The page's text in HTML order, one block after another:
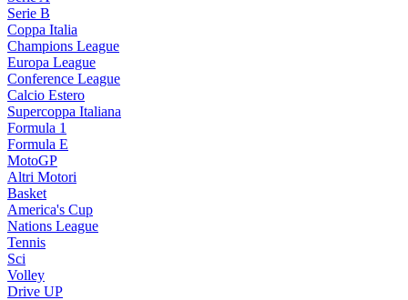
Serie B
Coppa Italia
Champions League
Europa League
Conference League
Calcio Estero
Supercoppa Italiana
Formula 1
Formula E
MotoGP
Altri Motori
Basket
America's Cup
Nations League
Tennis
Sci
Volley
Drive UP